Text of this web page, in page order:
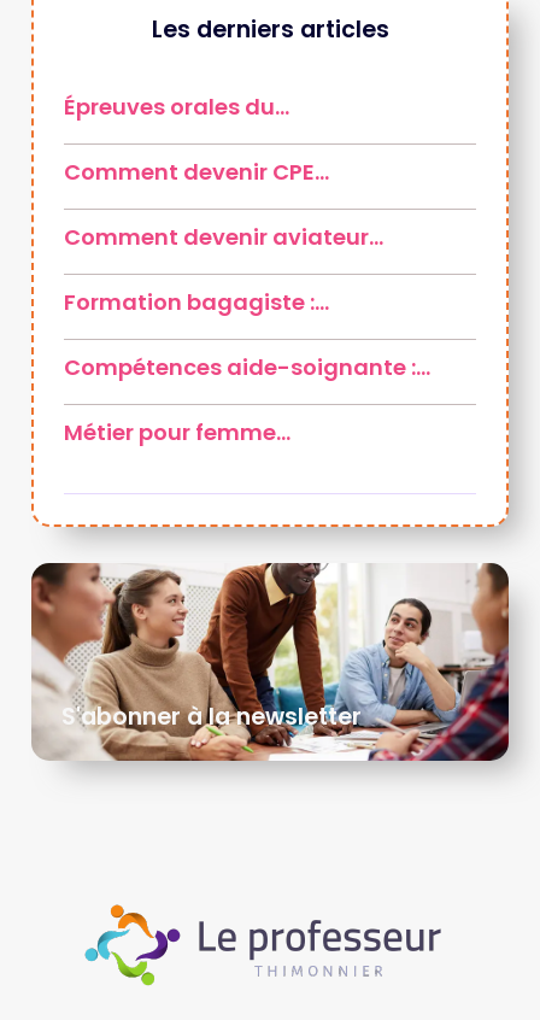
Les derniers articles
Épreuves orales du…
Comment devenir CPE…
Comment devenir aviateur…
Formation bagagiste :…
Compétences aide-soignante :…
Métier pour femme…
S'abonner à la newsletter